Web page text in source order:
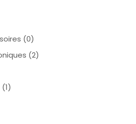
(0)
(2)
(1)